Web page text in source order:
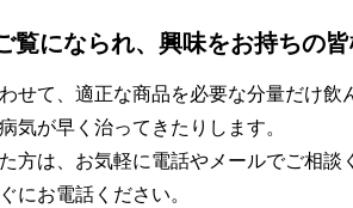
になられ、興味をお持ちの皆
て、適正な商品を必要な分量だけ飲
気が早く治ってきたりします。
方は、お気軽に電話やメールでご相談
にお電話ください。